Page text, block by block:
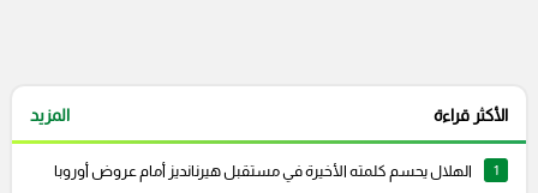
الأكثر قراءة المزيد
1 الهلال يحسم كلمته الأخيرة في مستقبل هيرنانديز أمام عروض أوروبا